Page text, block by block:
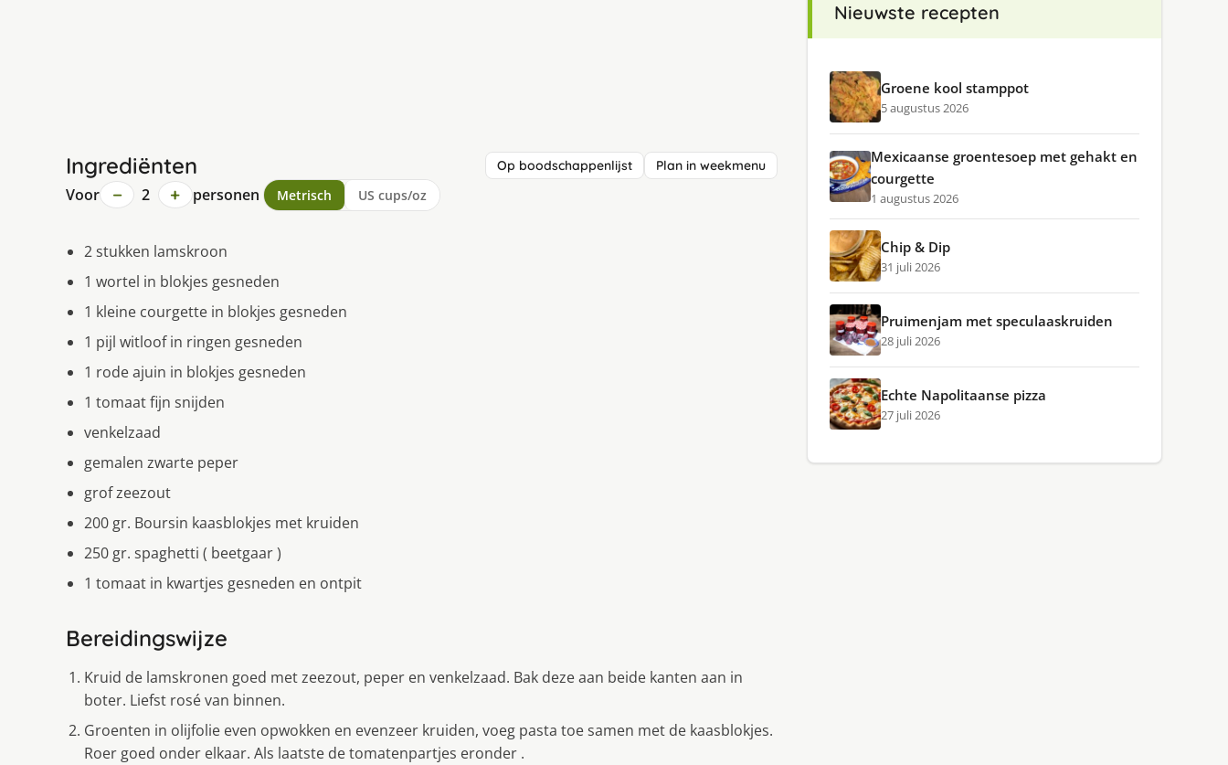
Ingrediënten Op boodschappenlijst Plan in weekmenu
Voor − 2 + personen Metrisch US cups/oz
2 stukken lamskroon
1 wortel in blokjes gesneden
1 kleine courgette in blokjes gesneden
1 pijl witloof in ringen gesneden
1 rode ajuin in blokjes gesneden
1 tomaat fijn snijden
venkelzaad
gemalen zwarte peper
grof zeezout
200 gr. Boursin kaasblokjes met kruiden
250 gr. spaghetti ( beetgaar )
1 tomaat in kwartjes gesneden en ontpit
Bereidingswijze
Kruid de lamskronen goed met zeezout, peper en venkelzaad. Bak deze aan beide kanten aan in
boter. Liefst rosé van binnen.
Groenten in olijfolie even opwokken en evenzeer kruiden, voeg pasta toe samen met de kaasblokjes.
Roer goed onder elkaar. Als laatste de tomatenpartjes eronder .
Nieuwste recepten
Groene kool stamppot
5 augustus 2026
Mexicaanse groentesoep met gehakt en
courgette
1 augustus 2026
Chip & Dip
31 juli 2026
Pruimenjam met speculaaskruiden
28 juli 2026
Echte Napolitaanse pizza
27 juli 2026